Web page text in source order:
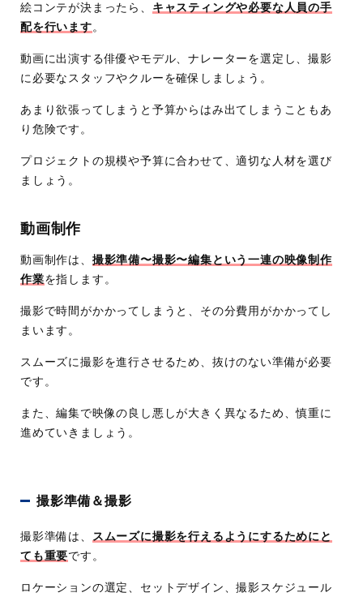
絵コンテが決まったら、 キャスティングや必要な人員の手
配を行います 。
動画に出演する俳優やモデル、ナレーターを選定し、撮影
に必要なスタッフやクルーを確保しましょう。
あまり欲張ってしまうと予算からはみ出てしまうこともあ
り危険です。
プロジェクトの規模や予算に合わせて、適切な人材を選び
ましょう。
動画制作
動画制作は、 撮影準備〜撮影〜編集という一連の映像制作
作業を指します。
撮影で時間がかかってしまうと、その分費用がかかってし
まいます。
スムーズに撮影を進行させるため、抜けのない準備が必要
です。
また、編集で映像の良し悪しが大きく異なるため、慎重に
進めていきましょう。
撮影準備＆撮影
撮影準備は、
スムーズに撮影を行えるようにするためにと
ても重要です。
ロケーションの選定、セットデザイン、撮影スケジュール